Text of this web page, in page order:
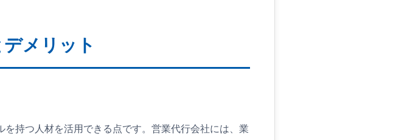
メリット
持つ人材を活用できる点です。営業代行会社には、業